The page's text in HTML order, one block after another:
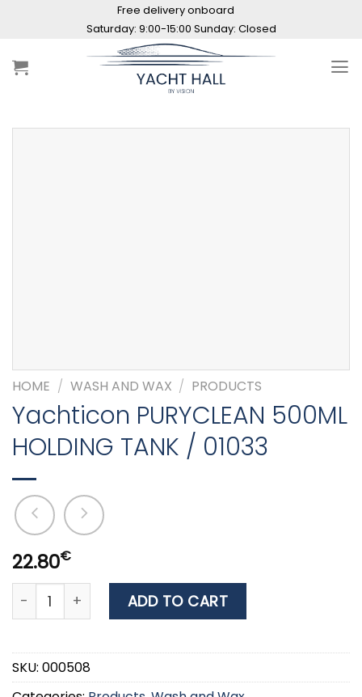
Saturday: 9:00-15:00 Sunday: Closed
Free delivery onboard
HOME / WASH AND WAX / PRODUCTS
Yachticon PURYCLEAN 500ML
HOLDING TANK / 01033
22.80€
Yachticon PURYCLEAN 500ML HOLDING TANK / 01033
ADD TO CART
SKU: 000508